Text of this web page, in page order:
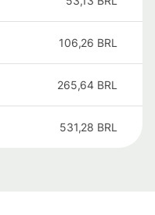
106,26 BRL
265,64 BRL
531,28 BRL